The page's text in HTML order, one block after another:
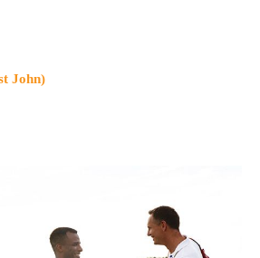
John)